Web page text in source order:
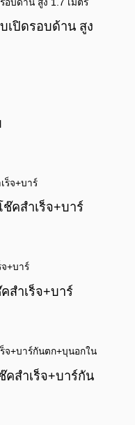
เปิดรอบด้าน สูง
คสำเร็จ+บาร์
สำเร็จ+บาร์
คสำเร็จ+บาร์กัน